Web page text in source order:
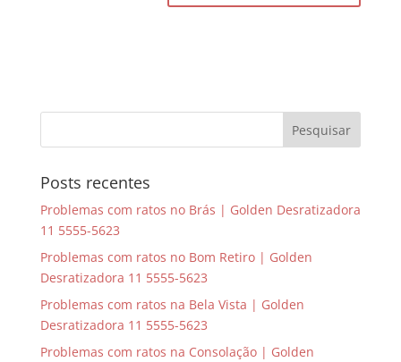
Posts recentes
Problemas com ratos no Brás | Golden Desratizadora
11 5555-5623
Problemas com ratos no Bom Retiro | Golden
Desratizadora 11 5555-5623
Problemas com ratos na Bela Vista | Golden
Desratizadora 11 5555-5623
Problemas com ratos na Consolação | Golden